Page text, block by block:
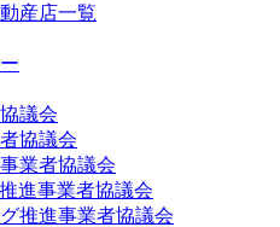
産店一覧
議会
協議会
業者協議会
進事業者協議会
推進事業者協議会